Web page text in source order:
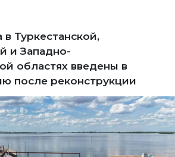
Туркестанской,
и Западно-
областях введены в
после реконструкции